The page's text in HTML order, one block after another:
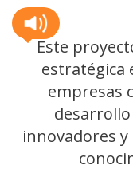
Este
estratégica
empresas
innovadores